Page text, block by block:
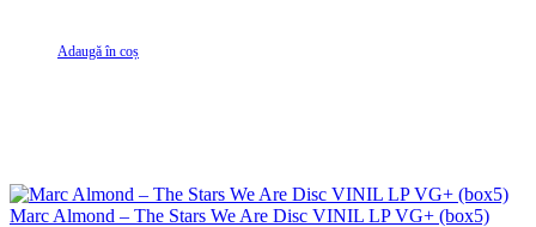
Adaugă în coș
Marc Almond – The Stars We Are Disc VINIL LP VG+ (box5)